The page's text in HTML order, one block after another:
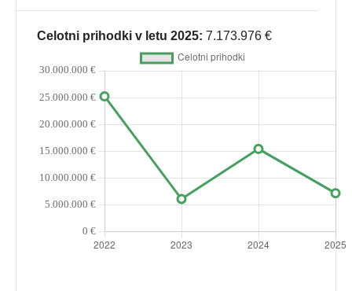
Celotni prihodki v letu 2025: 7.173.976 €